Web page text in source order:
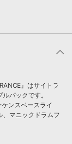
』はサイトラ
パックです。
ンスベースライ
、マニックドラムフ